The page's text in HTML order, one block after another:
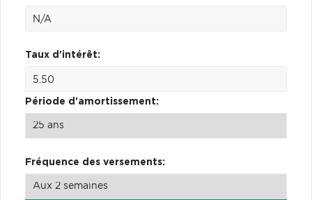
Taux d'intérêt:
Période d'amortissement:
Fréquence des versements: